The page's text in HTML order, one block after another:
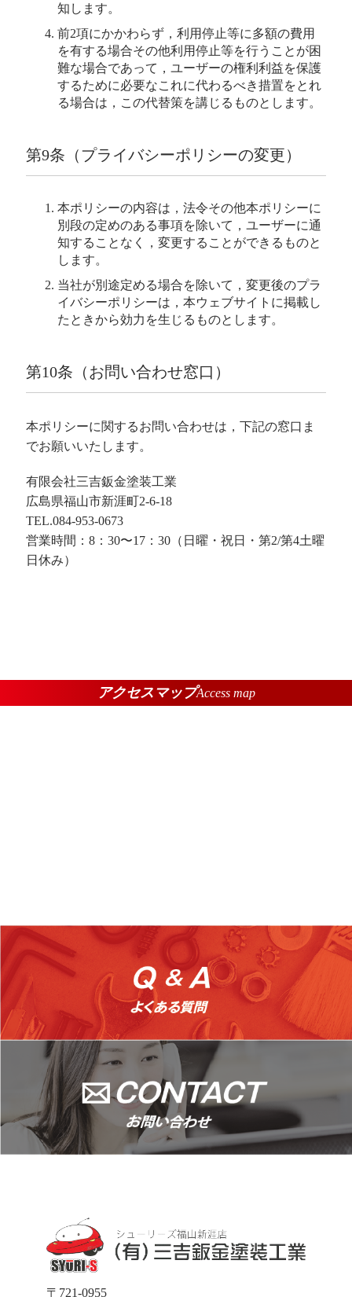
知します。
前2項にかかわらず，利用停止等に多額の費用
を有する場合その他利用停止等を行うことが困
難な場合であって，ユーザーの権利利益を保護
するために必要なこれに代わるべき措置をとれ
る場合は，この代替策を講じるものとします。
第9条（プライバシーポリシーの変更）
本ポリシーの内容は，法令その他本ポリシーに
別段の定めのある事項を除いて，ユーザーに通
知することなく，変更することができるものと
します。
当社が別途定める場合を除いて，変更後のプラ
イバシーポリシーは，本ウェブサイトに掲載し
たときから効力を生じるものとします。
第10条（お問い合わせ窓口）
本ポリシーに関するお問い合わせは，下記の窓口ま
でお願いいたします。
有限会社三吉鈑金塗装工業
広島県福山市新涯町2-6-18
TEL.084-953-0673
営業時間：8：30〜17：30（日曜・祝日・第2/第4土曜
日休み）
アクセスマップAccess map
〒721-0955